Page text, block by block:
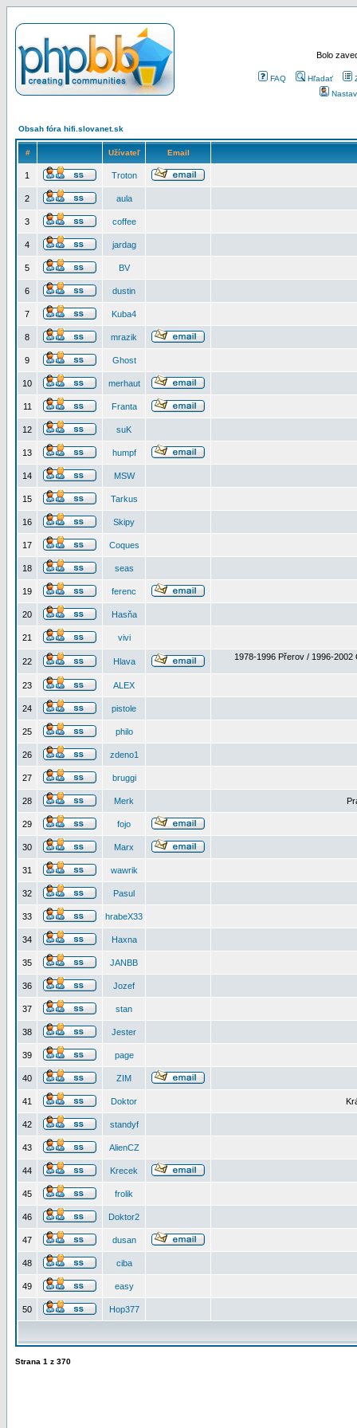
Bolo
FAQ Hľadať
Obsah fóra hifi.slovanet.sk
# Užívateľ Email
1 Troton
2 aula
3 coffee
4 jardag
5 BV
6 dustin
7 Kuba4
8 mrazik
9 Ghost
10 merhaut
11 Franta
12 suK
13 humpf
14 MSW
15 Tarkus
16 Skipy
17 Coques
18 seas
19 ferenc
20 Hasňa
21 vivi
22 Hlava 1978-1996 Přerov / 1996-2002
23 ALEX
24 pistole
25 philo
26 zdeno1
27 bruggi
28 Merk
29 fojo
30 Marx
31 wawrik
32 Pasul
33 hrabeX33
34 Haxna
35 JANBB
36 Jozef
37 stan
38 Jester
39 page
40 ZIM
41 Doktor
42 standyf
43 AlienCZ
44 Krecek
45 frolik
46 Doktor2
47 dusan
48 ciba
49 easy
50 Hop377
Strana 1 z 370